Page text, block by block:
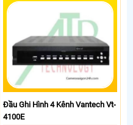
Đầu Ghi Hình 4 Kênh Vantech Vt-
4100E